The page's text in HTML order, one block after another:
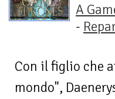
A
-
Con il figlio che
mondo",